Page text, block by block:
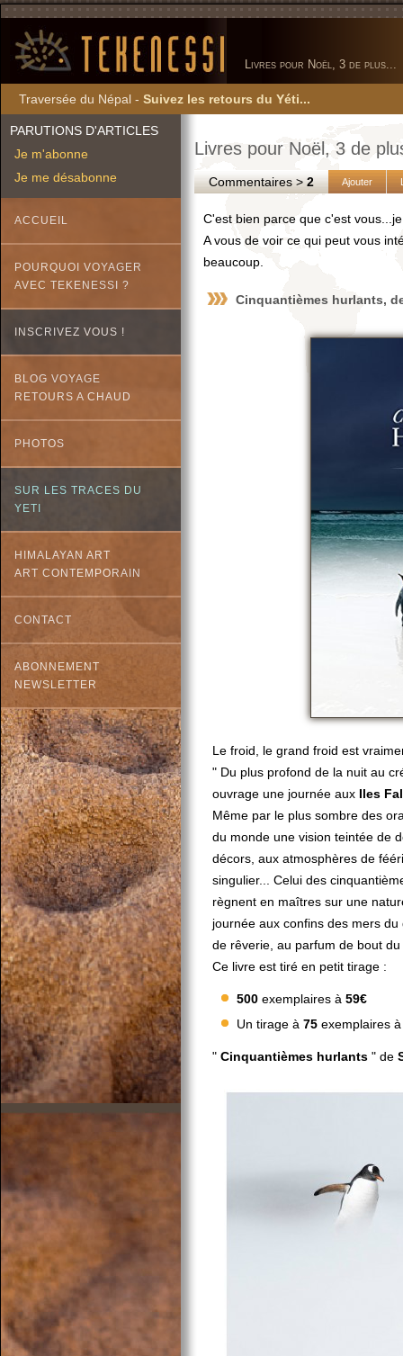
Livres pour Noël, 3 de plus...
Traversée du Népal - Suivez les retours du Yéti...
PARUTIONS D'ARTICLES
Je m'abonne
Je me désabonne
ACCUEIL
POURQUOI VOYAGER
AVEC TEKENESSI ?
INSCRIVEZ VOUS !
BLOG VOYAGE
RETOURS A CHAUD
PHOTOS
SUR LES TRACES DU
YETI
HIMALAYAN ART
ART CONTEMPORAIN
CONTACT
ABONNEMENT
NEWSLETTER
Livres pour Noël, 3 de
Commentaires >2 Ajouter
C'est bien parce que c'est
A vous de voir ce qui peut vous
beaucoup.
Cinquantièmes hurlants,
Le froid, le grand froid est
" Du plus profond de la nuit au
ouvrage une journée aux Iles
Même par le plus sombre des
du monde une vision teintée de
décors, aux atmosphères de
singulier... Celui des
règnent en maîtres sur une
journée aux confins des mers
de rêverie, au parfum de bout
Ce livre est tiré en petit tirage :
500 exemplaires à 59€
Un tirage à 75 exemplaires
" Cinquantièmes hurlants " de